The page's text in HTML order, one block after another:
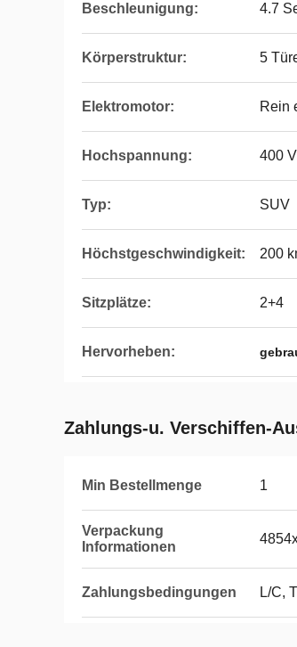
Beschleunigung: 4.7
Körperstruktur: 5
Elektromotor: Rein
Hochspannung: 400 V
Typ: SUV
Höchstgeschwindigkeit: 200
Sitzplätze: 2+4
Hervorheben:
Zahlungs-u. Verschiffen-
Min Bestellmenge 1
Verpackung
Informationen
Zahlungsbedingungen L/C,